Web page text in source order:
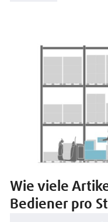
Wie viele
Bediener pro